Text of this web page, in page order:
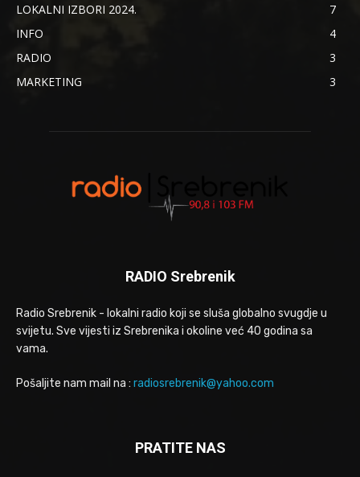
LOKALNI IZBORI 2024.
7
INFO
4
RADIO
3
MARKETING
3
RADIO Srebrenik
Radio Srebrenik - lokalni radio koji se sluša globalno svugdje u
svijetu. Sve vijesti iz Srebrenika i okoline već 40 godina sa
vama.
Pošaljite nam mail na : radiosrebrenik@yahoo.com
PRATITE NAS